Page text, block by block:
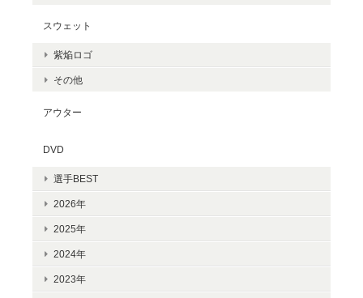
スウェット
紫焔ロゴ
その他
アウター
DVD
選手BEST
2026年
2025年
2024年
2023年